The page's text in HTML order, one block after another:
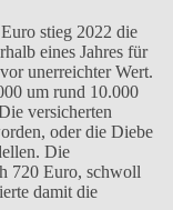
stieg 2022 die
eines Jahres für
unerreichter Wert.
um rund 10.000
versicherten
oder die Diebe
Die
720 Euro, schwoll
damit die